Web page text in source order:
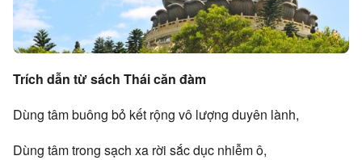
Trích dẫn từ sách Thái căn đàm
Dùng tâm buông bỏ kết rộng vô lượng duyên lành,
Dùng tâm trong sạch xa rời sắc dục nhiễm ô,